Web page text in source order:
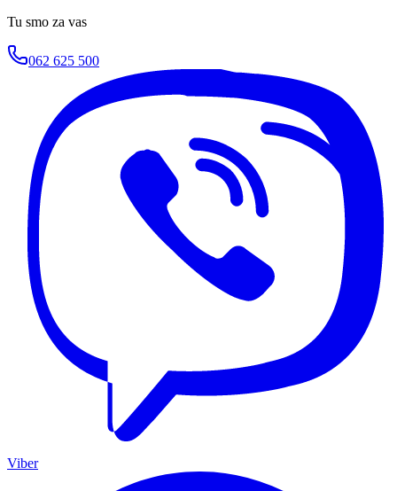
Tu smo za vas
062 625 500
Viber